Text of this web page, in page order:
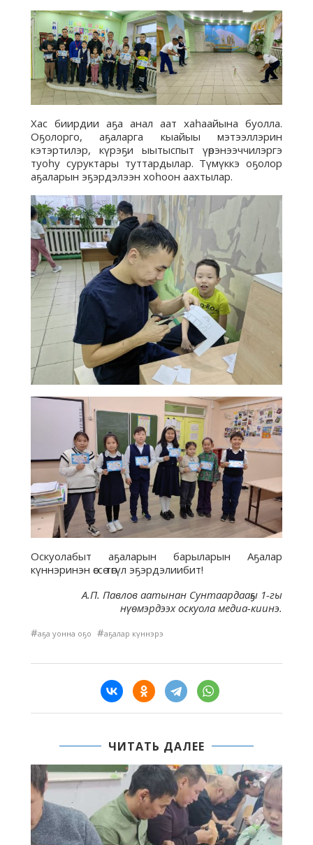
Хас биирдии аҕа анал аат хаһаайына буолла.
Оҕолорго, аҕаларга кыайыы мэтээллэрин
кэтэртилэр, күрэҕи ыытыспыт үөрэнээччилэргэ
туоһу суруктары туттардылар. Түмүккэ оҕолор
аҕаларын эҕэрдэлээн хоһоон аахтылар.
Оскуолабыт аҕаларын барыларын Аҕалар
күннэринэн өссө төгүл эҕэрдэлиибит!
А.П. Павлов аатынан Сунтаардааҕы 1-гы
нүөмэрдээх оскуола медиа-киинэ.
#аҕа уонна оҕо #аҕалар күннэрэ
ЧИТАТЬ ДАЛЕЕ